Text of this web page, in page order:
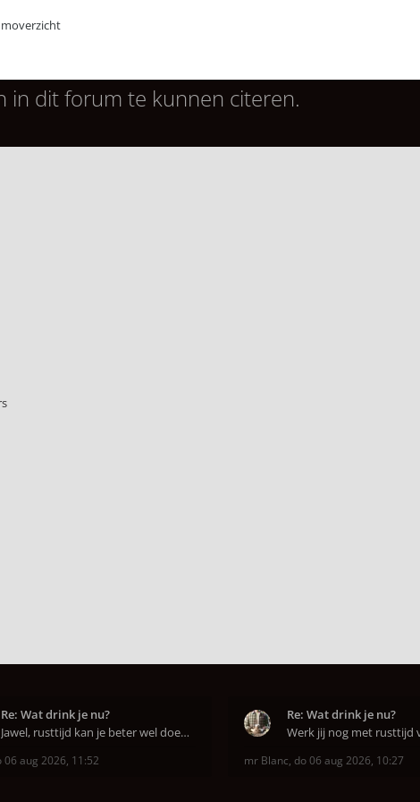
in dit forum te kunnen citeren.
Re: Wat drink je nu?
Jawel, rusttijd kan je beter wel doen anders smaa
06 aug 2026, 11:52
Re: Wat drink je nu?
mr Blanc, do 06 aug 2026, 10:27